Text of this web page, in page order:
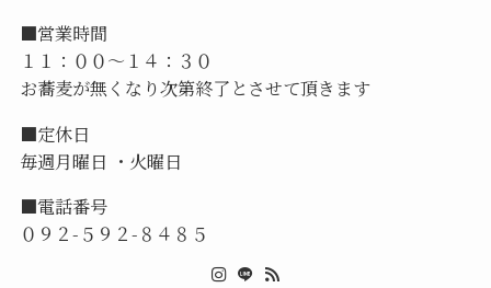
■営業時間
１１：００～１４：３０
お蕎麦が無くなり次第終了とさせて頂きます
■定休日
毎週月曜日 ・火曜日
■電話番号
０９２-５９２-８４８５